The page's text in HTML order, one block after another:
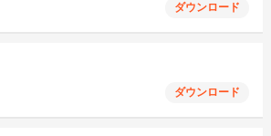
ダウンロード
ダウンロード